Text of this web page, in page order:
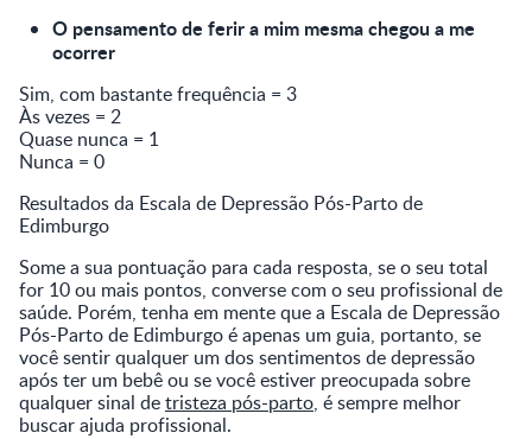
O pensamento de ferir a mim mesma chegou a me
ocorrer
Sim, com bastante frequência = 3
Às vezes = 2
Quase nunca = 1
Nunca = 0
Resultados da Escala de Depressão Pós-Parto de
Edimburgo
Some a sua pontuação para cada resposta, se o seu total
for 10 ou mais pontos, converse com o seu profissional de
saúde. Porém, tenha em mente que a Escala de Depressão
Pós-Parto de Edimburgo é apenas um guia, portanto, se
você sentir qualquer um dos sentimentos de depressão
após ter um bebê ou se você estiver preocupada sobre
qualquer sinal detristeza pós-parto, é sempre melhor
buscar ajuda profissional.